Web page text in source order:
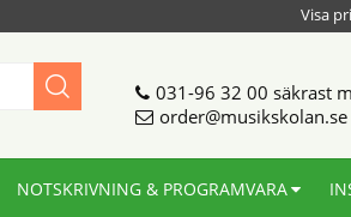
Visa
031-96 32 00 säkrast
order@musikskolan.se
NOTSKRIVNING & PROGRAMVARA